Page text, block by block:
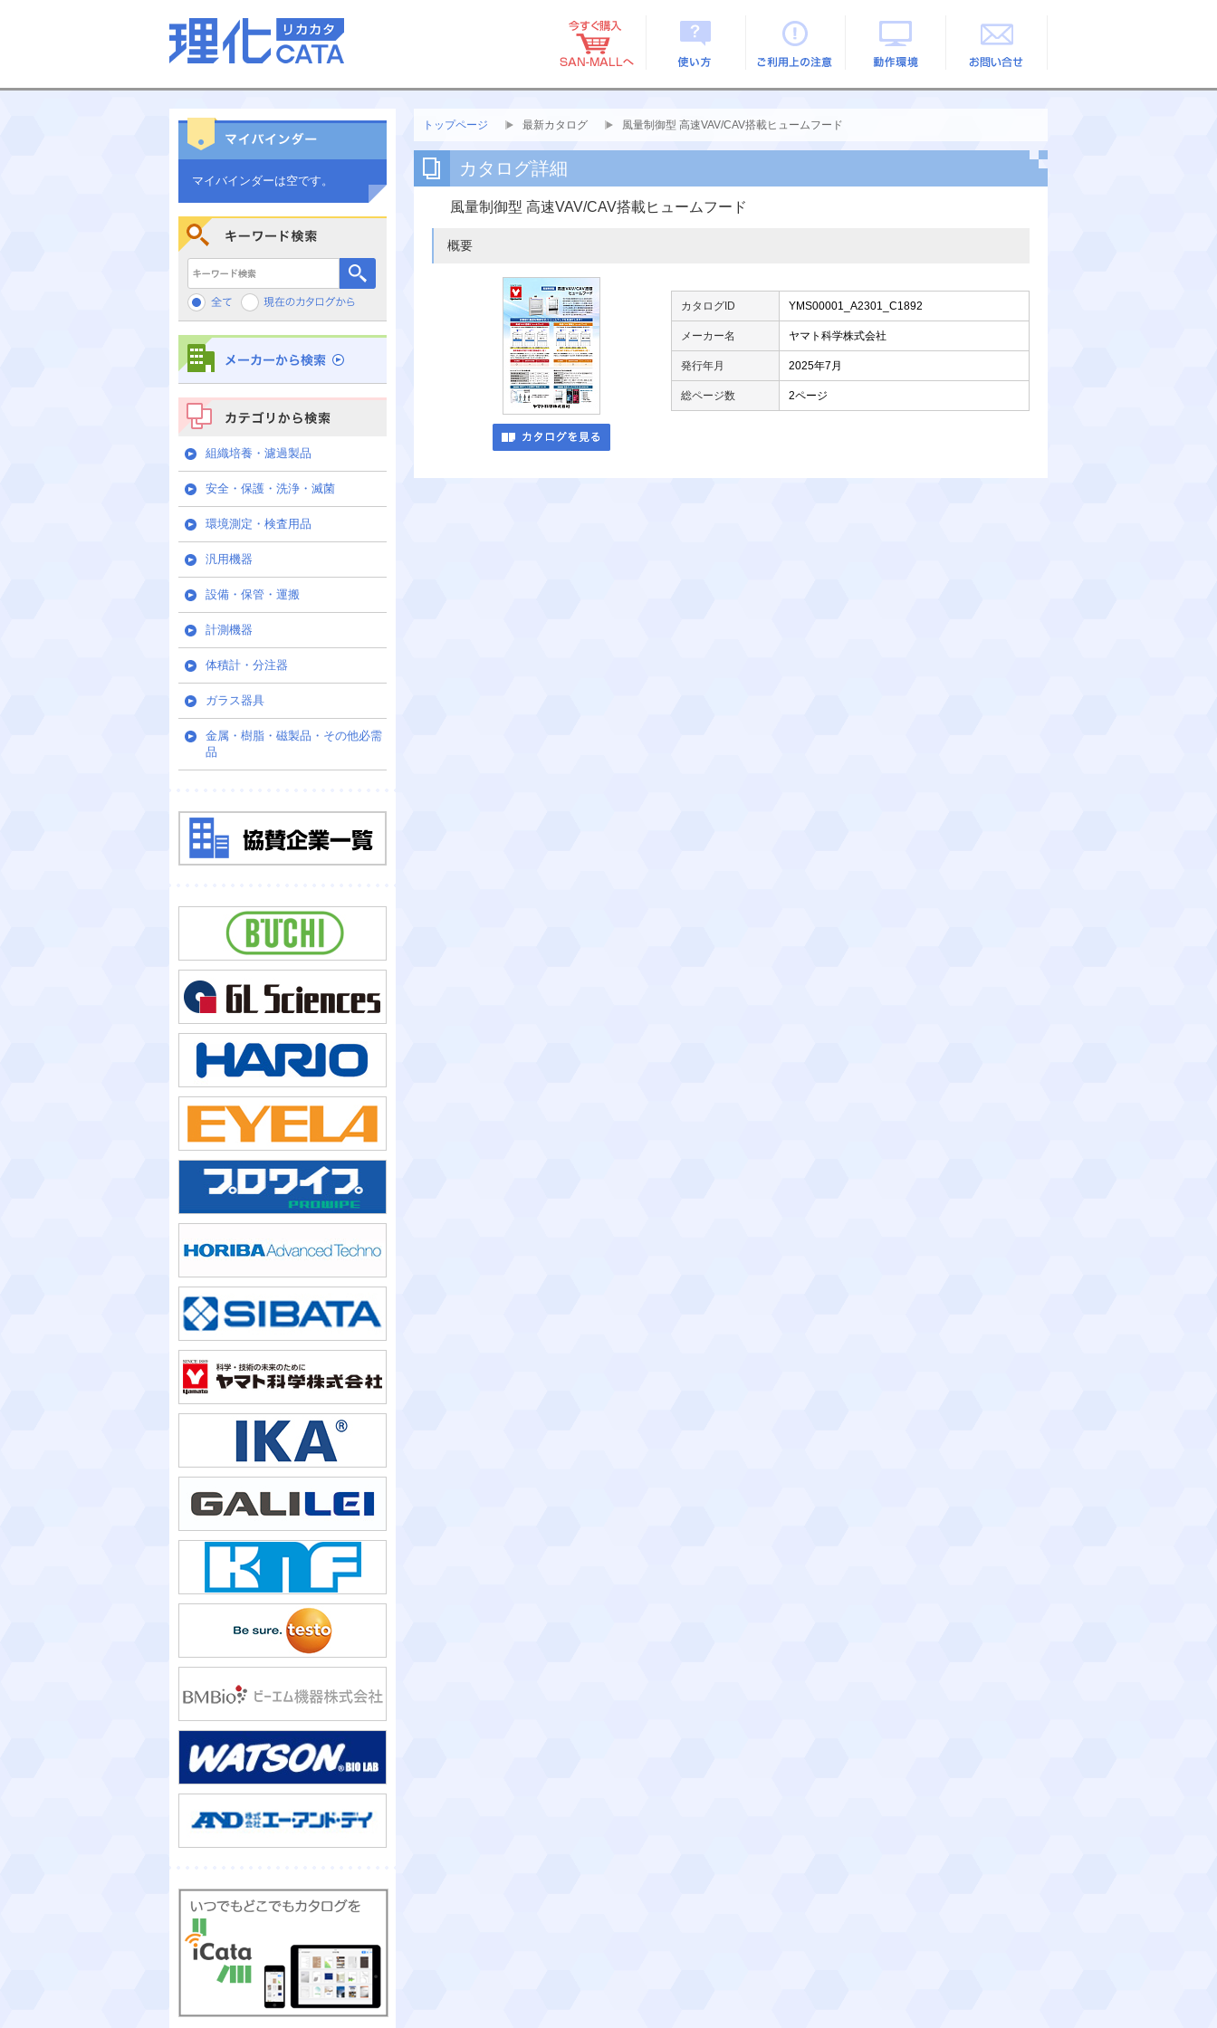
トップページ 最新カタログ 風量制御型 高速VAV/CAV搭載ヒュームフード
カタログ詳細
風量制御型 高速VAV/CAV搭載ヒュームフード
概要
カタログID YMS00001_A2301_C1892
メーカー名 ヤマト科学株式会社
発行年月 2025年7月
総ページ数 2ページ
マイバインダーは空です。
キーワード検索
カテゴリから検索
組織培養・濾過製品
安全・保護・洗浄・滅菌
環境測定・検査用品
汎用機器
設備・保管・運搬
計測機器
体積計・分注器
ガラス器具
金属・樹脂・磁製品・その他必需
品